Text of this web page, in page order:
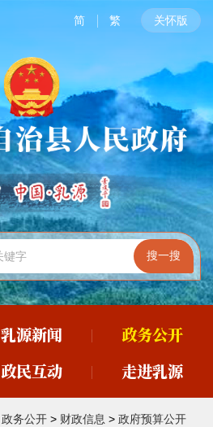
简 繁 关怀版
乳源新闻
政务公开
政民互动 走进乳源
政务公开 > 财政信息 > 政府预算公开